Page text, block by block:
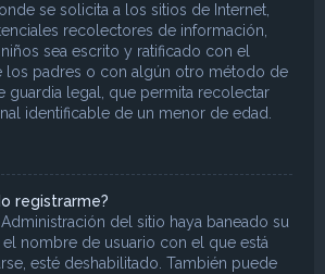
se solicita a los sitios de Internet,
recolectores de información,
sea escrito y ratificado con el
los padres o con algún otro método de
guardia legal, que permita recolectar
identificable de un menor de edad.
registrarme?
del sitio haya baneado su
nombre de usuario con el que está
esté deshabilitado. También puede